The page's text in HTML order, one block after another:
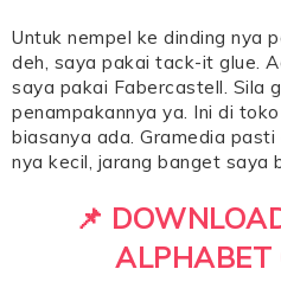
Untuk nempel ke dinding nya
deh, saya pakai tack-it glue.
saya pakai Fabercastell. Sila
penampakannya ya. Ini di
biasanya ada. Gramedia
nya kecil, jarang banget saya
📌
ALPHABET